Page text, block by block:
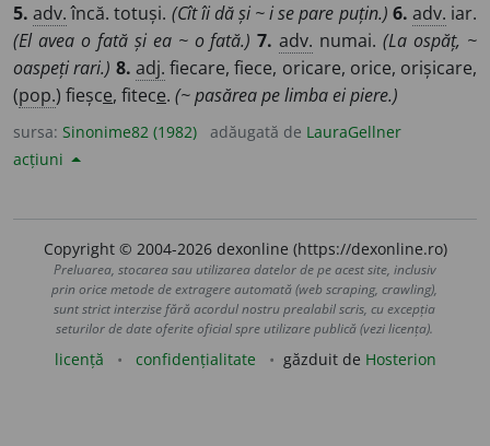
5. adv.încă. totuși. (Cît îi dă și ~ i se pare puțin.) 6. adv. iar.
(El avea o fată și ea ~ o fată.) 7. adv. numai.(La ospăț, ~
oaspeți rari.) 8. adj. fiecare, fiece, oricare, orice, orișicare,
(pop.) fieșce, fitece. (~ pasărea pe limba ei piere.)
sursa: Sinonime82 (1982) adăugată de LauraGellner
acțiuni
Copyright © 2004-2026 dexonline (https://dexonline.ro)
Preluarea, stocarea sau utilizarea datelor de pe acest site, inclusiv
prin orice metode de extragere automată (web scraping, crawling),
sunt strict interzise fără acordul nostru prealabil scris, cu excepția
seturilor de date oferite oficial spre utilizare publică (vezi licența).
licență confidențialitate găzduit de Hosterion